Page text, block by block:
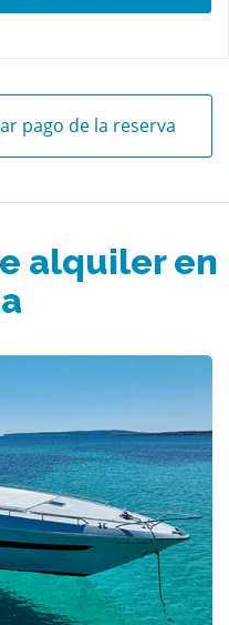
pago de la reserva
alquiler en